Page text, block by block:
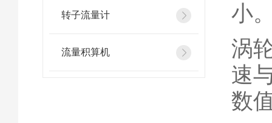
转子流量计
流量积算机
小
涡
速
数